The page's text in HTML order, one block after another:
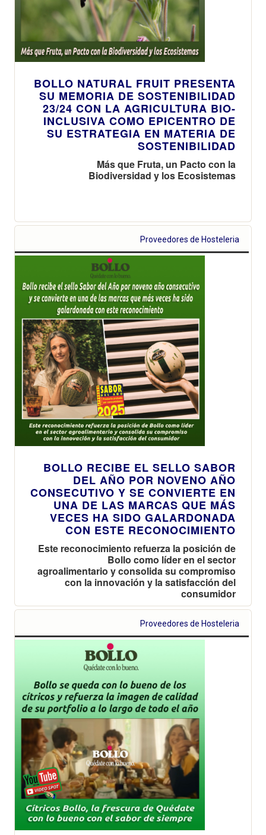
BOLLO NATURAL FRUIT PRESENTA
SU MEMORIA DE SOSTENIBILIDAD
23/24 CON LA AGRICULTURA BIO-
INCLUSIVA COMO EPICENTRO DE
SU ESTRATEGIA EN MATERIA DE
SOSTENIBILIDAD
Más que Fruta, un Pacto con la
Biodiversidad y los Ecosistemas
Proveedores de Hosteleria
BOLLO RECIBE EL SELLO SABOR
DEL AÑO POR NOVENO AÑO
CONSECUTIVO Y SE CONVIERTE EN
UNA DE LAS MARCAS QUE MÁS
VECES HA SIDO GALARDONADA
CON ESTE RECONOCIMIENTO
Este reconocimiento refuerza la posición de
Bollo como líder en el sector
agroalimentario y consolida su compromiso
con la innovación y la satisfacción del
consumidor
Proveedores de Hosteleria